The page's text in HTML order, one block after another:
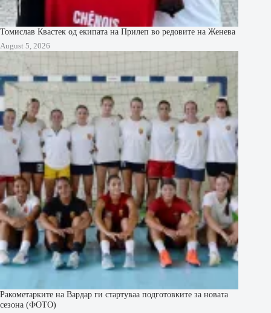
Томислав Квастек од екипата на Прилеп во редовите на Женева
August 5, 2026
Ракометарките на Вардар ги стартуваа подготовките за новата
сезона (ФОТО)